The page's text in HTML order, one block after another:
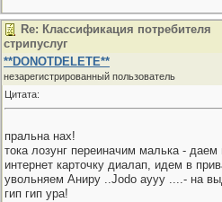
Re: Классификация потребителя
стрипуслуг
**DONOTDELETE**
незарегистрированный пользователь
Цитата:
пральна нах!
тока лозунг переиначим малька -
интернет карточку диалап, идем в
увольняем Аниру ..Jodo аууу ....- на
гип гип ура!